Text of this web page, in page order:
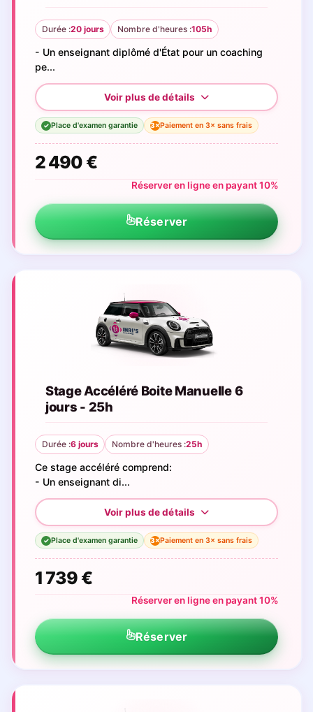
Durée :20 jours Nombre d'heures :105h
- Un enseignant diplômé d'État pour un coaching
pe...
✓ Place d'examen garantie 3×Paiement en 3× sans frais
2 490 €
Réserver en ligne en payant 10%
Réserver
Stage Accéléré Boite Manuelle 6
jours - 25h
Durée :6 jours Nombre d'heures :25h
Ce stage accéléré comprend:
- Un enseignant di...
✓ Place d'examen garantie 3×Paiement en 3× sans frais
1 739 €
Réserver en ligne en payant 10%
Réserver